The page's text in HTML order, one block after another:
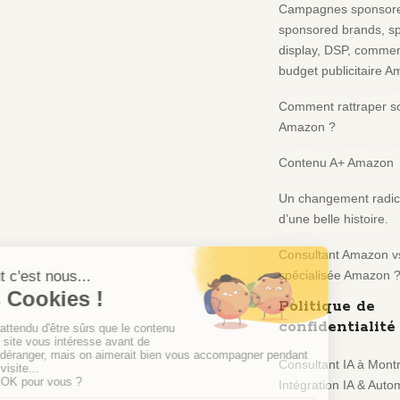
Campagnes
sponsored brands,
display, DSP,
budget publicitaire
Comment rattraper
Amazon ?
Contenu A+ Amazon
Un changement
d’une belle histoire.
Consultant Amazon
spécialisée Amazon ?
Politique de
confidentialité
Consultant IA à
Intégration IA &